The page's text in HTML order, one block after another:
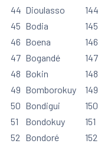
44
45
46
47
48
49
50
51
52
Dioulasso
Bodia
Boena
Bogandé
Bokin
Bomborokuy
Bondigui
Bondokuy
Bondoré
144
145
146
147
148
149
150
151
152